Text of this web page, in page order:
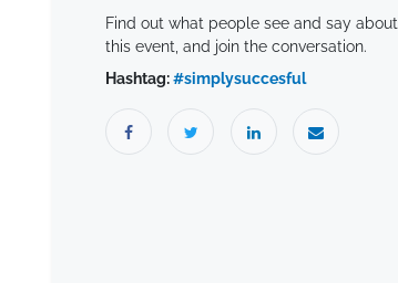
Find out what people see and say about
this event, and join the conversation.
Hashtag:#simplysuccesful